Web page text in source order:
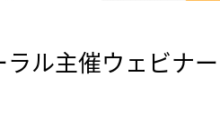
ル主催ウェビナ